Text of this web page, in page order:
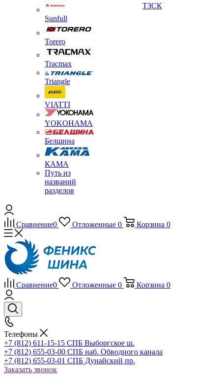
Sunfull
Torero
Tracmax
Triangle
VIATTI
YOKOHAMA
Белшина
КАМА
Путь из
названий
разделов
ТЗСК
Сравнение0 Отложенные 0 Корзина 0
Сравнение0 Отложенные 0 Корзина 0
Телефоны
+7 (812) 611-15-15 СПБ Выборгское ш.
+7 (812) 655-03-00 СПБ наб. Обводного канала
+7 (812) 655-03-01 СПБ Дунайский пр.
Заказать звонок